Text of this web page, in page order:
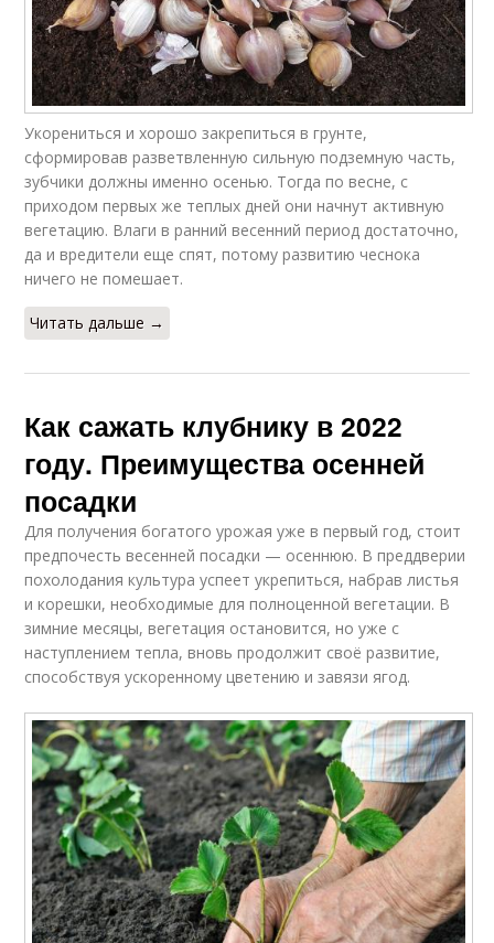
Укорениться и хорошо закрепиться в грунте,
сформировав разветвленную сильную подземную часть,
зубчики должны именно осенью. Тогда по весне, с
приходом первых же теплых дней они начнут активную
вегетацию. Влаги в ранний весенний период достаточно,
да и вредители еще спят, потому развитию чеснока
ничего не помешает.
Читать дальше →
Как сажать клубнику в 2022
году. Преимущества осенней
посадки
Для получения богатого урожая уже в первый год, стоит
предпочесть весенней посадки — осеннюю. В преддверии
похолодания культура успеет укрепиться, набрав листья
и корешки, необходимые для полноценной вегетации. В
зимние месяцы, вегетация остановится, но уже с
наступлением тепла, вновь продолжит своё развитие,
способствуя ускоренному цветению и завязи ягод.